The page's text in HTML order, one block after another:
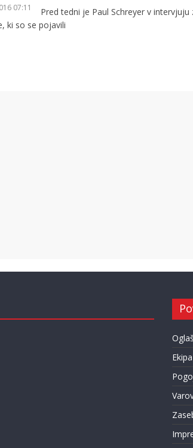
07:11
Pred tedni je Paul Schreyer v
ki so se pojavili